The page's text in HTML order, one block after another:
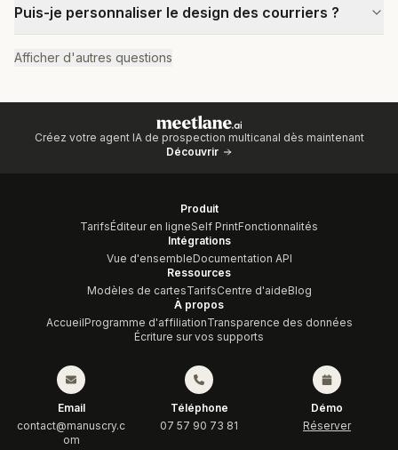
Puis-je personnaliser le design des courriers ?
Afficher d'autres questions
Créez votre agent IA de prospection multicanal dès maintenant
Découvrir
Produit
TarifsÉditeur en ligneSelf PrintFonctionnalités
Intégrations
Vue d'ensembleDocumentation API
Ressources
Modèles de cartesTarifsCentre d'aideBlog
À propos
AccueilProgramme d'affiliationTransparence des données
Écriture sur vos supports
Email
contact@manuscry.c
om
Téléphone
07 57 90 73 81
Démo
Réserver